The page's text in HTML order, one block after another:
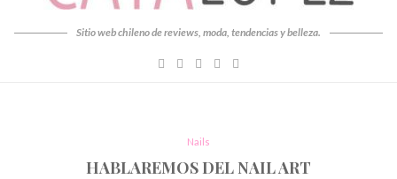
Sitio web chileno de reviews, moda, tendencias y belleza.
Nails
HABLAREMOS DEL NAIL ART